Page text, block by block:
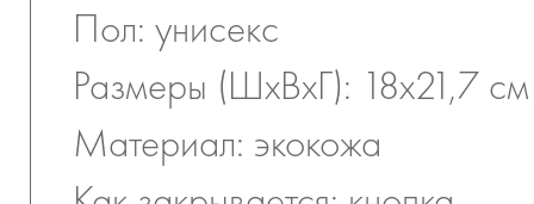
Пол: унисекс
Размеры (ШхВхГ): 18х21,7 см
Материал: экокожа